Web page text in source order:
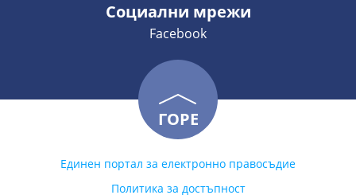
Социални мрежи
Facebook
ГОРЕ
Единен портал за електронно правосъдие
Политика за достъпност